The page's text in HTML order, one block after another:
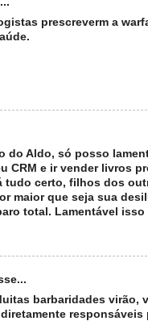
prescreverm a
do Aldo, só posso
CRM e ir vender livros
tudo certo, filhos dos
maior que seja sua
total. Lamentável isso
barbaridades
diretamente